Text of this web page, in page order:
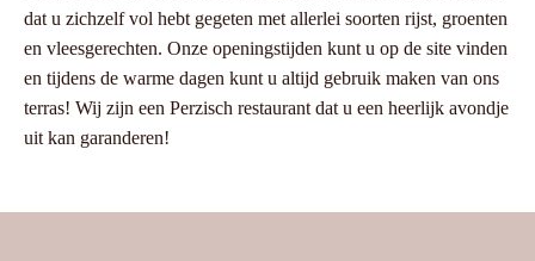
dat u zichzelf vol hebt gegeten met allerlei soorten rijst, groenten
en vleesgerechten. Onze openingstijden kunt u op de site vinden
en tijdens de warme dagen kunt u altijd gebruik maken van ons
terras! Wij zijn een Perzisch restaurant dat u een heerlijk avondje
uit kan garanderen!